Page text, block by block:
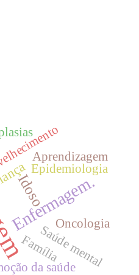
Enfermagem.
Idoso
Família
Epidemiologia
Saúde mental
da saúde
Oncologia
Aprendizagem